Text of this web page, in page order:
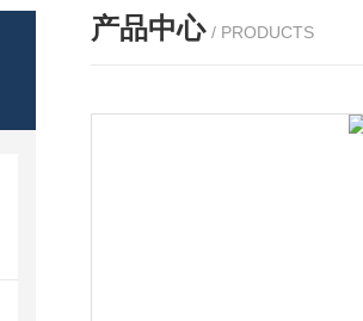
产品中心 / PRODUCTS